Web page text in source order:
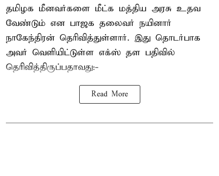
தமிழக மீனவர்களை மீட்க மத்திய அரசு உதவ
வேண்டும் என பாஜக தலைவர் நயினார்
நாகேந்திரன் தெரிவித்துள்ளார். இது தொடர்பாக
அவர் வெளியிட்டுள்ள எக்ஸ் தள பதிவில்
தெரிவித்திருப்பதாவது:-
Read More